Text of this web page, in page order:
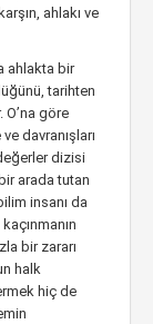
ahlakı ve
ahlakta bir
tarihten
O’na göre
davranışları
dizisi
arada tutan
insanı da
bir zararı
halk
hiç de